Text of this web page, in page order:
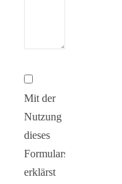
Mit der
Nutzung
dieses
Formulars
erklärst